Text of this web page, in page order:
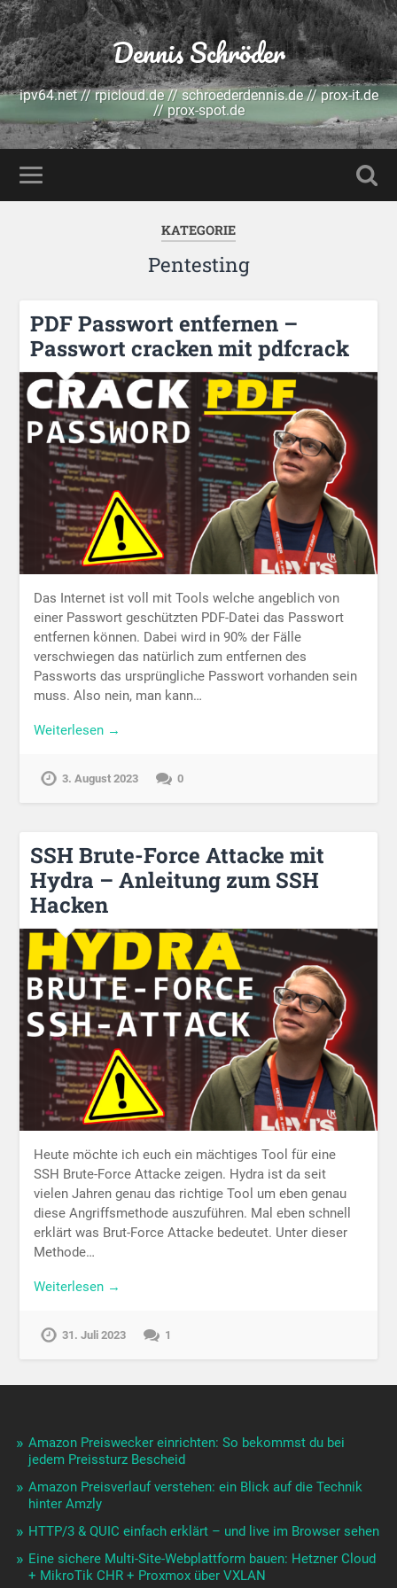
Dennis Schröder
ipv64.net // rpicloud.de // schroederdennis.de // prox-it.de
// prox-spot.de
KATEGORIE
Pentesting
PDF Passwort entfernen –
Passwort cracken mit pdfcrack
Das Internet ist voll mit Tools welche angeblich von
einer Passwort geschützten PDF-Datei das Passwort
entfernen können. Dabei wird in 90% der Fälle
verschwiegen das natürlich zum entfernen des
Passworts das ursprüngliche Passwort vorhanden sein
muss. Also nein, man kann…
Weiterlesen →
3. August 2023 0
SSH Brute-Force Attacke mit
Hydra – Anleitung zum SSH
Hacken
Heute möchte ich euch ein mächtiges Tool für eine
SSH Brute-Force Attacke zeigen. Hydra ist da seit
vielen Jahren genau das richtige Tool um eben genau
diese Angriffsmethode auszuführen. Mal eben schnell
erklärt was Brut-Force Attacke bedeutet. Unter dieser
Methode…
Weiterlesen →
31. Juli 2023 1
Amazon Preiswecker einrichten: So bekommst du bei
jedem Preissturz Bescheid
Amazon Preisverlauf verstehen: ein Blick auf die Technik
hinter Amzly
HTTP/3 & QUIC einfach erklärt – und live im Browser sehen
Eine sichere Multi-Site-Webplattform bauen: Hetzner Cloud
+ MikroTik CHR + Proxmox über VXLAN